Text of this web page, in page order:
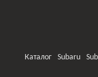
Каталог Subaru